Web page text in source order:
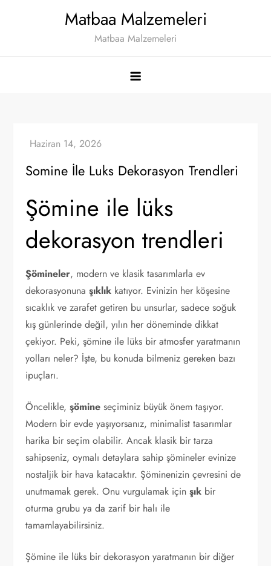
Matbaa Malzemeleri
Matbaa Malzemeleri
Somine İle Luks Dekorasyon Trendleri
Şömine ile lüks
dekorasyon trendleri
Şömineler, modern ve klasik tasarımlarla ev
dekorasyonunaşıklık katıyor. Evinizin her köşesine
sıcaklık ve zarafet getiren bu unsurlar, sadece soğuk
kış günlerinde değil, yılın her döneminde dikkat
çekiyor. Peki, şömine ile lüks bir atmosfer yaratmanın
yolları neler? İşte, bu konuda bilmeniz gereken bazı
ipuçları.
Öncelikle,şömine seçiminiz büyük önem taşıyor.
Modern bir evde yaşıyorsanız, minimalist tasarımlar
harika bir seçim olabilir. Ancak klasik bir tarza
sahipseniz, oymalı detaylara sahip şömineler evinize
nostaljik bir hava katacaktır. Şöminenizin çevresini de
unutmamak gerek. Onu vurgulamak içinşık bir
oturma grubu ya da zarif bir halı ile
tamamlayabilirsiniz.
Şömine ile lüks bir dekorasyon yaratmanın bir diğer